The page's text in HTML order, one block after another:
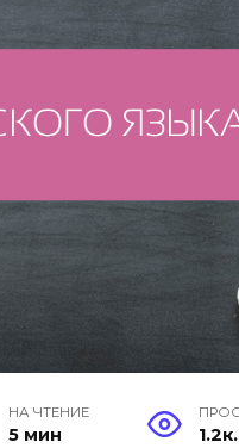
НА ЧТЕНИЕ
5 мин 1.2к.